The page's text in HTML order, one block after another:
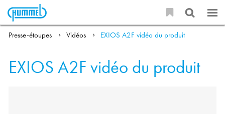
Presse-étoupes Vidéos EXIOS A2F vidéo du produit
EXIOS A2F vidéo du produit